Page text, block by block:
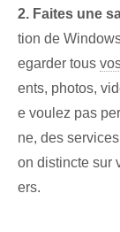
2. Faites une
tion de
egarder tous
ents, photos,
e voulez pas
ne, des services
on distincte sur
ers.